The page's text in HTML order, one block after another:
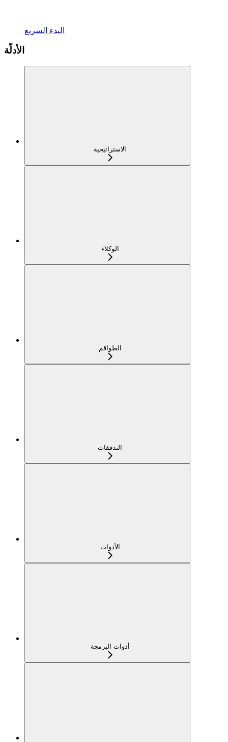
البدء السريع
الأدلّة
الاستراتيجية
الوكلاء
الطواقم
التدفقات
الأدوات
أدوات البرمجة